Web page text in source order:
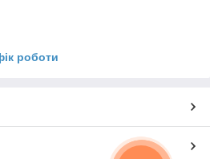
та оптимізації витрат на
інверторперетворює
придатний для
роботи